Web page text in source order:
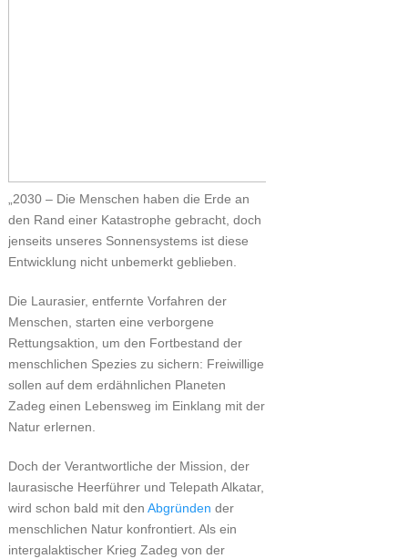
„2030 – Die Menschen haben die Erde an
den Rand einer Katastrophe gebracht, doch
jenseits unseres Sonnensystems ist diese
Entwicklung nicht unbemerkt geblieben.
Die Laurasier, entfernte Vorfahren der
Menschen, starten eine verborgene
Rettungsaktion, um den Fortbestand der
menschlichen Spezies zu sichern: Freiwillige
sollen auf dem erdähnlichen Planeten
Zadeg einen Lebensweg im Einklang mit der
Natur erlernen.
Doch der Verantwortliche der Mission, der
laurasische Heerführer und Telepath Alkatar,
wird schon bald mit den Abgründen der
menschlichen Natur konfrontiert. Als ein
intergalaktischer Krieg Zadeg von der